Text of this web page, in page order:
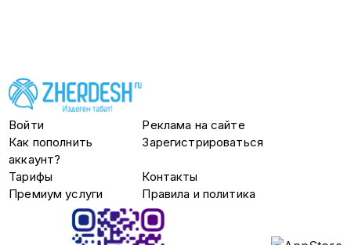
Войти
Реклама на сайте
Как пополнить
аккаунт?
Зарегистрироваться
Тарифы
Контакты
Премиум услуги
Правила и политика